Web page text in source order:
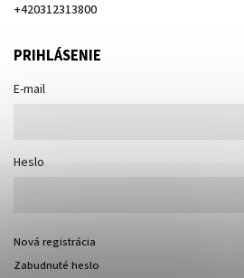
+420312313800
PRIHLÁSENIE
E-mail
Heslo
Nová registrácia
Zabudnuté heslo